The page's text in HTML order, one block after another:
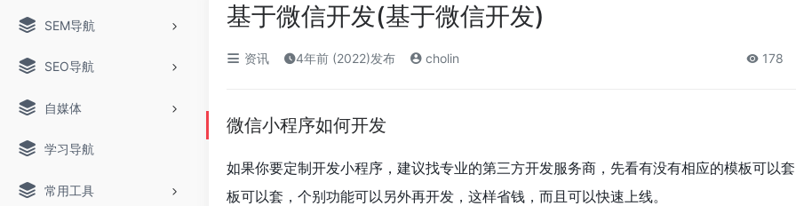
SEM导航
SEO导航
自媒体
学习导航
常用工具
基于微信开发(基于微信开发)
资讯 4年前 (2022)发布 cholin 178
微信小程序如何开发
如果你要定制开发小程序，建议找专业的第三方开发服务商，先看有没有相应的模板可以
板可以套，个别功能可以另外再开发，这样省钱，而且可以快速上线。